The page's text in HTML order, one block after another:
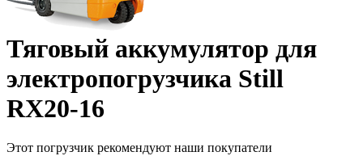
Тяговый аккумулятор для
электропогрузчика Still
RX20-16
Этот погрузчик рекомендуют наши покупатели